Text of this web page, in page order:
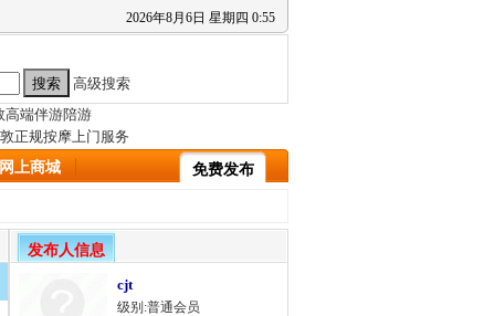
2026年8月 6日 星期四 0:55
高级搜索
网上商城 免费发布
发布人信息
cjt
级别:普通会员